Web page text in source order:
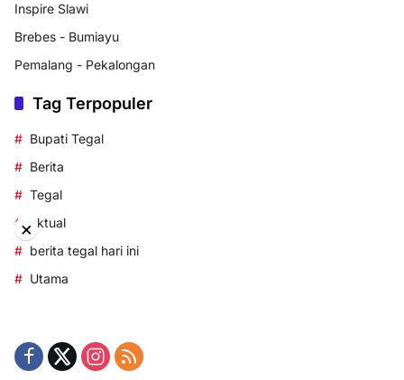
Inspire Slawi
Brebes - Bumiayu
Pemalang - Pekalongan
Tag Terpopuler
Bupati Tegal
Berita
Tegal
aktual
berita tegal hari ini
Utama
×